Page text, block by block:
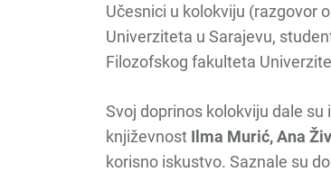
Učesnici u kolokviju (razgovor
Univerziteta u Sarajevu,
Filozofskog fakulteta
Svoj doprinos kolokviju dale
književnost Ilma Murić, Ana
korisno iskustvo. Saznale su